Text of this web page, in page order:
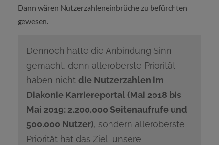
Dann wären Nutzerzahleneinbrüche zu befürchten
gewesen.
Dennoch hätte die Anbindung Sinn
gemacht, denn alleroberste Priorität
haben nicht die Nutzerzahlen im
Diakonie Karriereportal (Mai 2018 bis
Mai 2019: 2.200.000 Seitenaufrufe und
500.000 Nutzer), sondern alleroberste
Priorität hat das Ziel, unsere